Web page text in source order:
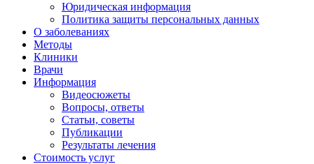
Юридическая информация
Политика защиты персональных данных
О заболеваниях
Методы
Клиники
Врачи
Информация
Видеосюжеты
Вопросы, ответы
Статьи, советы
Публикации
Результаты лечения
Стоимость услуг